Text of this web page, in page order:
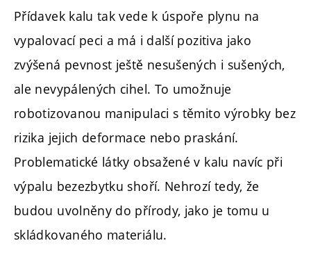
Přídavek kalu tak vede k úspoře plynu na
vypalovací peci a má i další pozitiva jako
zvýšená pevnost ještě nesušených i sušených,
ale nevypálených cihel. To umožnuje
robotizovanou manipulaci s těmito výrobky bez
rizika jejich deformace nebo praskání.
Problematické látky obsažené v kalu navíc při
výpalu bezezbytku shoří. Nehrozí tedy, že
budou uvolněny do přírody, jako je tomu u
skládkovaného materiálu.